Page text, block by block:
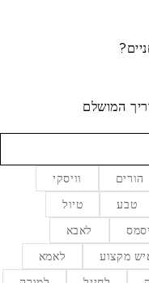
המושלם
הורים
וויסקי
טבע
טיול
לאבא
מקצוע
לאמא